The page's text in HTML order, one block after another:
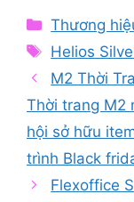
Categories
Thương
Tags
Helios
M2 Thời
Thời trang M2
hội sở hữu
trình Black
Flexoffice